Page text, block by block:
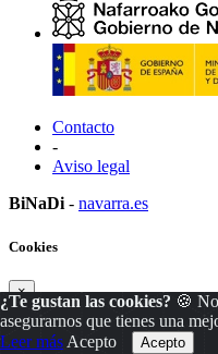
Contacto
-
Aviso legal
BiNaDi - navarra.es
¿Te gustan las cookies? 🍪
asegurarnos que tienes una
Leer más Acepto
Cookies
×